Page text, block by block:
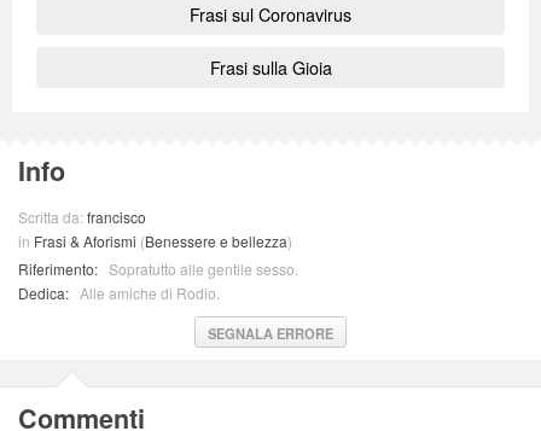
Frasi sul Coronavirus
Frasi sulla Gioia
Info
Scritta da:francisco
in Frasi & Aforismi (Benessere e bellezza)
Riferimento: Sopratutto alle gentile sesso.
Dedica: Alle amiche di Rodio.
SEGNALA ERRORE
Commenti